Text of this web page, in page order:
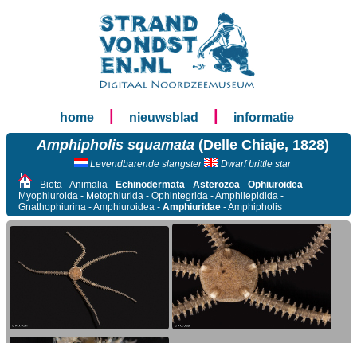
home nieuwsblad informatie
Amphipholis squamata(Delle Chiaje, 1828)
Levendbarende slangster
Dwarf brittle star
- Biota - Animalia - Echinodermata - Asterozoa - Ophiuroidea -
Myophiuroida - Metophiurida - Ophintegrida - Amphilepidida -
Gnathophiurina - Amphiuroidea - Amphiuridae - Amphipholis